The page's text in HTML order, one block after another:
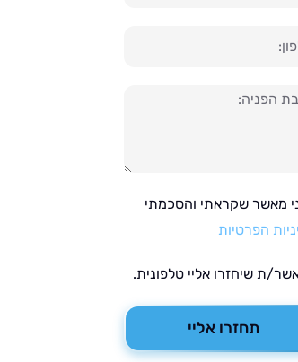
מאשר שקראתי והסכמתי
הפרטיות
ת שיחזרו אליי טלפונית.
תחזרו אליי